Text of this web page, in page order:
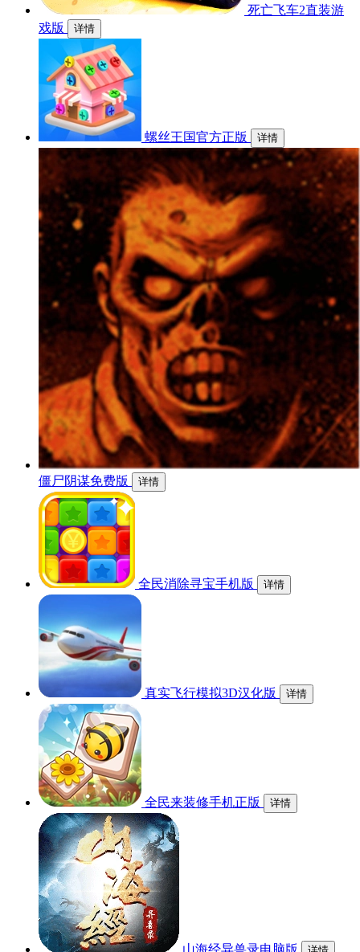
死亡飞车2直装游
戏版
详情
螺丝王国官方正版 详情
僵尸阴谋免费版 详情
全民消除寻宝手机版 详情
真实飞行模拟3D汉化版 详情
全民来装修手机正版 详情